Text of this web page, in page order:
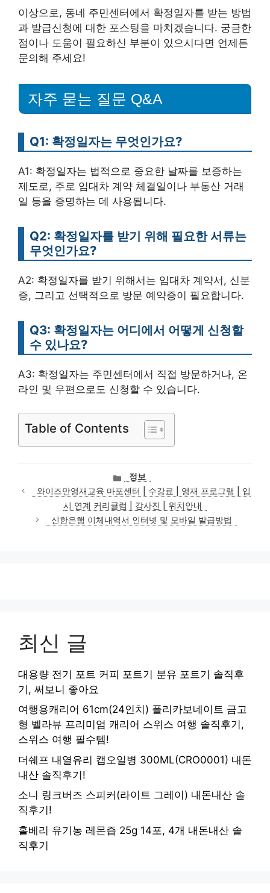
이상으로, 동네 주민센터에서 확정일자를 받는 방법
과 발급신청에 대한 포스팅을 마치겠습니다. 궁금한
점이나 도움이 필요하신 부분이 있으시다면 언제든
문의해 주세요!
자주 묻는 질문 Q&A
Q1: 확정일자는 무엇인가요?
A1: 확정일자는 법적으로 중요한 날짜를 보증하는
제도로, 주로 임대차 계약 체결일이나 부동산 거래
일 등을 증명하는 데 사용됩니다.
Q2: 확정일자를 받기 위해 필요한 서류는
무엇인가요?
A2: 확정일자를 받기 위해서는 임대차 계약서, 신분
증, 그리고 선택적으로 방문 예약증이 필요합니다.
Q3: 확정일자는 어디에서 어떻게 신청할
수 있나요?
A3: 확정일자는 주민센터에서 직접 방문하거나, 온
라인 및 우편으로도 신청할 수 있습니다.
Table of Contents
카
테
고
리
정보
와이즈만영재교육 마포센터 | 수강료 | 영재 프로그램 | 입
시 연계 커리큘럼 | 강사진 | 위치안내
신한은행 이체내역서 인터넷 및 모바일 발급방법
최신 글
대용량 전기 포트 커피 포트기 분유 포트기 솔직후
기, 써보니 좋아요
여행용캐리어 61cm(24인치) 폴리카보네이트 금고
형 벨라뷰 프리미엄 캐리어 스위스 여행 솔직후기,
스위스 여행 필수템!
더쉐프 내열유리 캡오일병 300ML(CRO0001) 내돈
내산 솔직후기!
소니 링크버즈 스피커(라이트 그레이) 내돈내산 솔
직후기!
홀베리 유기농 레몬즙 25g 14포, 4개 내돈내산 솔
직후기